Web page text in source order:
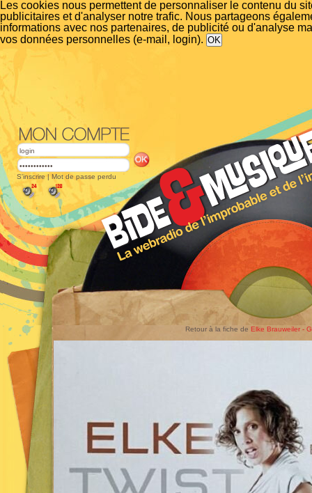
Les cookies nous permettent de personnaliser le contenu du
publicitaires et d'analyser notre trafic. Nous partageons
informations avec nos partenaires, de publicité ou d'analyse
vos données personnelles (e-mail, login).
S'inscrire | Mot de passe perdu
Retour à la fiche de Elke Brauweiler -